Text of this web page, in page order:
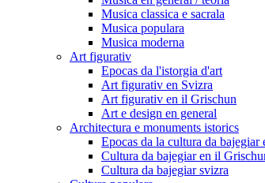
Musica classica e sacrala
Musica populara
Musica moderna
Art figurativ
Epocas da l'istorgia d'art
Art figurativ en Svizra
Art figurativ en il Grischun
Art e design en general
Architectura e monuments istorics
Epocas da la cultura da bajegiar
Cultura da bajegiar en il
Cultura da bajegiar svizra